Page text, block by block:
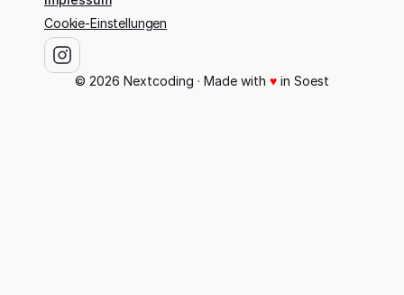
Cookie-Einstellungen
© 2026 Nextcoding · Made with ♥ in Soest